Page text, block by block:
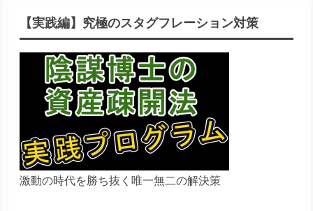
【実践編】究極のスタグフレーション対策
激動の時代を勝ち抜く唯一無二の解決策